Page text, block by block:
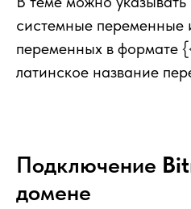
системные переменные
переменных в формате
латинское название
Подключение
домене